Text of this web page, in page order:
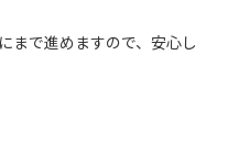
まで進めますので、安心し